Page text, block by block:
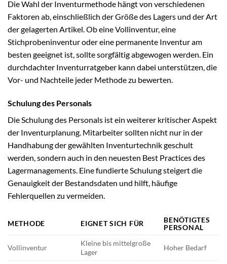
Die Wahl der Inventurmethode hängt von verschiedenen
Faktoren ab, einschließlich der Größe des Lagers und der Art
der gelagerten Artikel. Ob eine Vollinventur, eine
Stichprobeninventur oder eine permanente Inventur am
besten geeignet ist, sollte sorgfältig abgewogen werden. Ein
durchdachter Inventurratgeber kann dabei unterstützen, die
Vor- und Nachteile jeder Methode zu bewerten.
Schulung des Personals
Die Schulung des Personals ist ein weiterer kritischer Aspekt
der Inventurplanung. Mitarbeiter sollten nicht nur in der
Handhabung der gewählten Inventurtechnik geschult
werden, sondern auch in den neuesten Best Practices des
Lagermanagements. Eine fundierte Schulung steigert die
Genauigkeit der Bestandsdaten und hilft, häufige
Fehlerquellen zu vermeiden.
METHODE EIGNET SICH FÜR
BENÖTIGTES
PERSONAL
Vollinventur
Kleine bis mittelgroße
Lager
Hoher Bedarf